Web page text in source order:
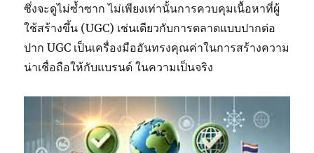
ซึ่งจะดูไม่ซ้ำซาก ไม่เพียงเท่านั้นการควบคุมเนื้อหาที่ผู้
ใช้สร้างขึ้น (UGC) เช่นเดียวกับการตลาดแบบปากต่อ
ปาก UGC เป็นเครื่องมืออันทรงคุณค่าในการสร้างความ
น่าเชื่อถือให้กับแบรนด์ ในความเป็นจริง